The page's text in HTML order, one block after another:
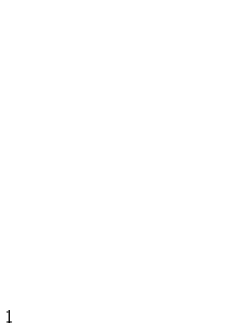
1